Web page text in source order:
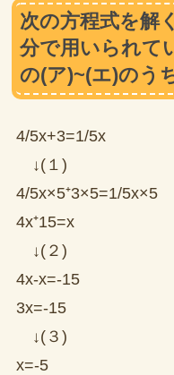
次の方程式を解
分で用いられて
の(ア)~(エ)のう
4/5x+3=1/5x
↓(１)
4/5x×5⁺3×5=1/5x×5
4x⁺15=x
↓(２)
4x-x=-15
3x=-15
↓(３)
x=-5